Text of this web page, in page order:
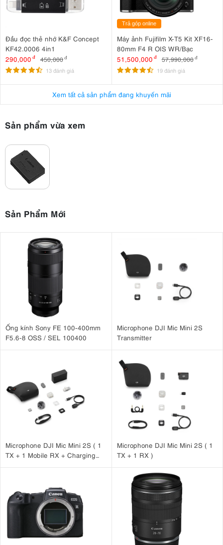
Đầu đọc thẻ nhớ K&F Concept
KF42.0006 4in1
290,000 đ 450,000đ
13 đánh giá
Trả góp online
Máy ảnh Fujifilm X-T5 Kit XF16-
80mm F4 R OIS WR/Bạc
51,500,000 đ 57,990,000 đ
19 đánh giá
Xem tất cả sản phẩm đang khuyến mãi
Sản phẩm vừa xem
Sản Phẩm Mới
Ống kính Sony FE 100-400mm
F5.6-8 OSS / SEL 100400
Microphone DJI Mic Mini 2S
Transmitter
Microphone DJI Mic Mini 2S ( 1
TX + 1 Mobile RX + Charging
Microphone DJI Mic Mini 2S ( 1
TX + 1 RX )